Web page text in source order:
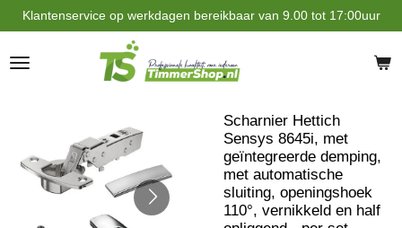
Ga
direct
naar
de
Klantenservice op werkdagen bereikbaar van 9.00 tot 17:00uur
Scharnier Hettich
Sensys 8645i, met
geïntegreerde demping,
met automatische
sluiting, openingshoek
110°, vernikkeld en half